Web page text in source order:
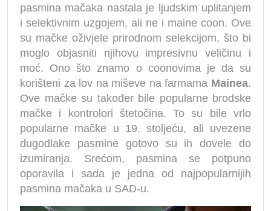
pasmina mačaka nastala je ljudskim uplitanjem
i selektivnim uzgojem, ali ne i maine coon. Ove
su mačke oživjele prirodnom selekcijom, što bi
moglo objasniti njihovu impresivnu veličinu i
moć. Ono što znamo o coonovima je da su
korišteni za lov na miševe na farmama Mainea.
Ove mačke su također bile popularne brodske
mačke i kontrolori štetočina. To su bile vrlo
popularne mačke u 19. stoljeću, ali uvezene
dugodlake pasmine gotovo su ih dovele do
izumiranja. Srećom, pasmina se potpuno
oporavila i sada je jedna od najpopularnijih
pasmina mačaka u SAD-u.